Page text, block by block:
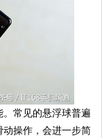
常见的悬浮球普遍
操作，会进一步简